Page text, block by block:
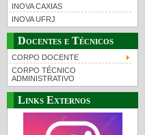
INOVA CAXIAS
INOVA UFRJ
Docentes e Técnicos
CORPO DOCENTE
CORPO TÉCNICO
ADMINISTRATIVO
Links Externos